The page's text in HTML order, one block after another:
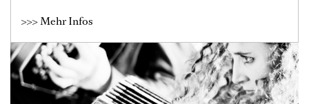
>>> Mehr Infos